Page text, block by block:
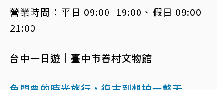
營業時間：平日 09:00–19:00、假日 09:00–
21:00
台中一日遊｜臺中市眷村文物館